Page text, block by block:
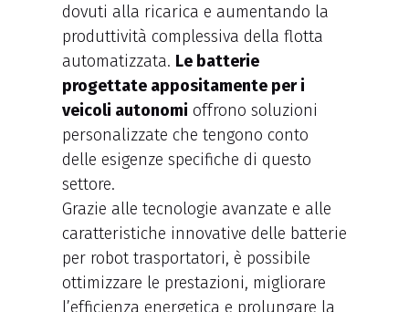
dovuti alla ricarica e aumentando la
produttività complessiva della flotta
automatizzata. Le batterie
progettate appositamente per i
veicoli autonomi offrono soluzioni
personalizzate che tengono conto
delle esigenze specifiche di questo
settore.
Grazie alle tecnologie avanzate e alle
caratteristiche innovative delle batterie
per robot trasportatori, è possibile
ottimizzare le prestazioni, migliorare
l’efficienza energetica e prolungare la